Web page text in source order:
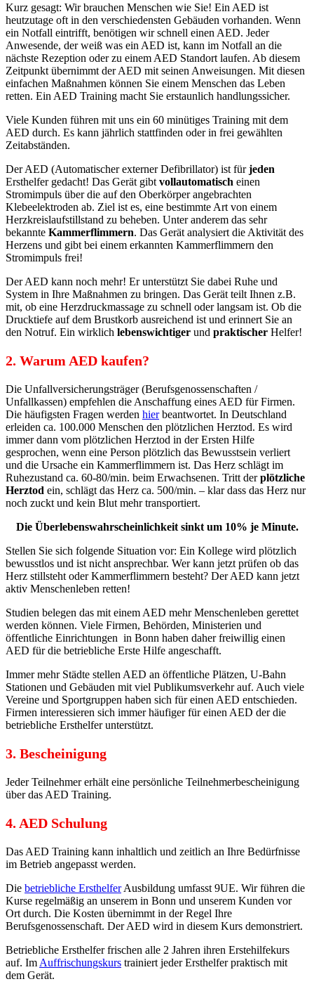
Kurz gesagt: Wir brauchen Menschen wie Sie! Ein AED ist
heutzutage oft in den verschiedensten Gebäuden vorhanden. Wenn
ein Notfall eintrifft, benötigen wir schnell einen AED. Jeder
Anwesende, der weiß was ein AED ist, kann im Notfall an die
nächste Rezeption oder zu einem AED Standort laufen. Ab diesem
Zeitpunkt übernimmt der AED mit seinen Anweisungen. Mit diesen
einfachen Maßnahmen können Sie einem Menschen das Leben
retten. Ein AED Training macht Sie erstaunlich handlungssicher.
Viele Kunden führen mit uns ein 60 minütiges Training mit dem
AED durch. Es kann jährlich stattfinden oder in frei gewählten
Zeitabständen.
Der AED (Automatischer externer Defibrillator) ist fürjeden
Ersthelfer gedacht! Das Gerät gibt vollautomatisch einen
Stromimpuls über die auf den Oberkörper angebrachten
Klebeelektroden ab. Ziel ist es, eine bestimmte Art von einem
Herzkreislaufstillstand zu beheben. Unter anderem das sehr
bekannte Kammerflimmern. Das Gerät analysiert die Aktivität des
Herzens und gibt bei einem erkannten Kammerflimmern den
Stromimpuls frei!
Der AED kann noch mehr! Er unterstützt Sie dabei Ruhe und
System in Ihre Maßnahmen zu bringen. Das Gerät teilt Ihnen z.B.
mit, ob eine Herzdruckmassage zu schnell oder langsam ist. Ob die
Drucktiefe auf dem Brustkorb ausreichend ist und erinnert Sie an
den Notruf. Ein wirklich lebenswichtiger und praktischer Helfer!
2. Warum AED kaufen?
Die Unfallversicherungsträger (Berufsgenossenschaften /
Unfallkassen) empfehlen die Anschaffung eines AED für Firmen.
Die häufigsten Fragen werden hierbeantwortet. In Deutschland
erleiden ca. 100.000 Menschen den plötzlichen Herztod. Es wird
immer dann vom plötzlichen Herztod in der Ersten Hilfe
gesprochen, wenn eine Person plötzlich das Bewusstsein verliert
und die Ursache ein Kammerflimmern ist. Das Herz schlägt im
Ruhezustand ca. 60-80/min. beim Erwachsenen. Tritt derplötzliche
Herztod ein, schlägt das Herz ca. 500/min. – klar dass das Herz nur
noch zuckt und kein Blut mehr transportiert.
Die Überlebenswahrscheinlichkeit sinkt um 10% je Minute.
Stellen Sie sich folgende Situation vor: Ein Kollege wird plötzlich
bewusstlos und ist nicht ansprechbar. Wer kann jetzt prüfen ob das
Herz stillsteht oder Kammerflimmern besteht? Der AED kann jetzt
aktiv Menschenleben retten!
Studien belegen das mit einem AED mehr Menschenleben gerettet
werden können. Viele Firmen, Behörden, Ministerien und
öffentliche Einrichtungen in Bonn haben daher freiwillig einen
AED für die betriebliche Erste Hilfe angeschafft.
Immer mehr Städte stellen AED an öffentliche Plätzen, U-Bahn
Stationen und Gebäuden mit viel Publikumsverkehr auf. Auch viele
Vereine und Sportgruppen haben sich für einen AED entschieden.
Firmen interessieren sich immer häufiger für einen AED der die
betriebliche Ersthelfer unterstützt.
3. Bescheinigung
Jeder Teilnehmer erhält eine persönliche Teilnehmerbescheinigung
über das AED Training.
4. AED Schulung
Das AED Training kann inhaltlich und zeitlich an Ihre Bedürfnisse
im Betrieb angepasst werden.
Die betriebliche ErsthelferAusbildung umfasst 9UE. Wir führen die
Kurse regelmäßig an unserem in Bonn und unserem Kunden vor
Ort durch. Die Kosten übernimmt in der Regel Ihre
Berufsgenossenschaft. Der AED wird in diesem Kurs demonstriert.
Betriebliche Ersthelfer frischen alle 2 Jahren ihren Erstehilfekurs
auf. Im Auffrischungskurs trainiert jeder Ersthelfer praktisch mit
dem Gerät.